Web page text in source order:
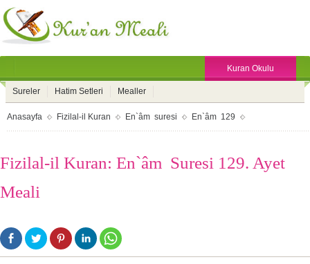
Kuran Okulu
Sureler Hatim Setleri Mealler
Anasayfa Fizilal-il Kuran En`âm suresi En`âm 129
Fizilal-il Kuran: En`âm Suresi 129. Ayet
Meali